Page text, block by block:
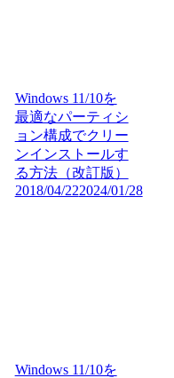
Windows 11/10を
最適なパーティシ
ョン構成でクリー
ンインストールす
る方法（改訂版）
2018/04/222024/01/28
Windows 11/10を